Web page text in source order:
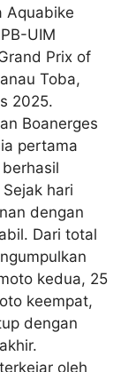
Aquabike
UIM
Prix of
Toba,
2025.
Boanerges
pertama
hari
dengan
Dari total
kedua, 25
keempat,
dengan
oleh